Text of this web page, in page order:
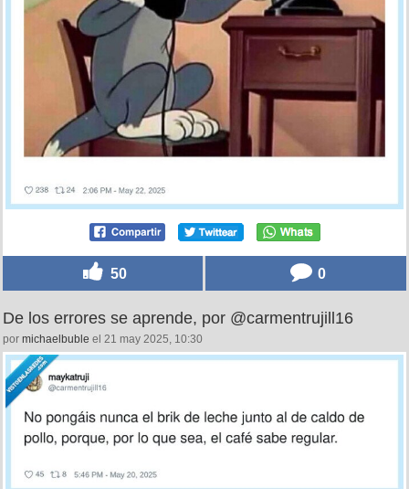
50 0
De los errores se aprende, por @carmentrujill16
por michaelbuble el 21 may 2025, 10:30